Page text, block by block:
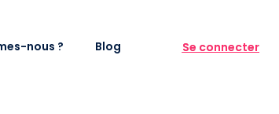
nous ? Blog Se connecter